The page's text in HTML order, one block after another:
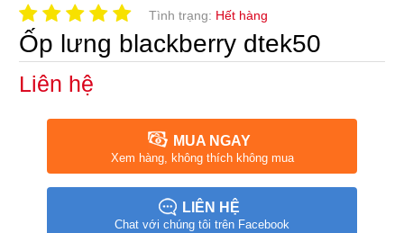
Tình trạng: Hết hàng
Ốp lưng blackberry dtek50
Liên hệ
MUA NGAY
Xem hàng, không thích không mua
LIÊN HỆ
Chat với chúng tôi trên Facebook